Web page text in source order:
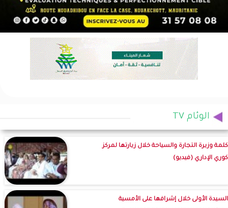
الوئام TV
كلمة وزيرة التجارة والسياحة خلال زيارتها لمركز
كوري الإداري (فيديو)
السيدة الأولى خلال إشرافها على الأمسية